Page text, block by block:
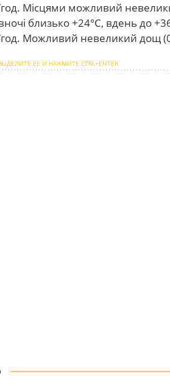
год. Місцями можливий
близько +24°С, вдень до
год. Можливий невеликий дощ
ЕЕ И НАЖМИТЕ CTRL+ENTER